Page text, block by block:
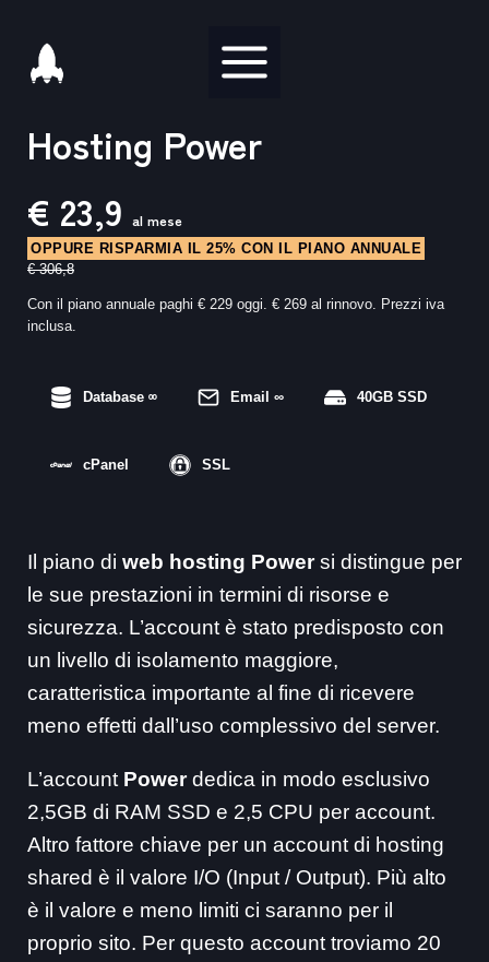
contenuto
Hosting Power
€ 23,9 al mese
OPPURE RISPARMIA IL 25% CON IL PIANO ANNUALE
€ 306,8
Con il piano annuale paghi € 229 oggi. € 269 al rinnovo. Prezzi iva
inclusa.
Database ∞ Email ∞ 40GB SSD
cPanel SSL
Il piano di web hosting Powersi distingue per
le sue prestazioni in termini di risorse e
sicurezza. L’account è stato predisposto con
un livello di isolamento maggiore,
caratteristica importante al fine di ricevere
meno effetti dall’uso complessivo del server.
L’account Powerdedica in modo esclusivo
2,5GB di RAM SSD e 2,5 CPU per account.
Altro fattore chiave per un account di hosting
shared è il valore I/O (Input / Output). Più alto
è il valore e meno limiti ci saranno per il
proprio sito. Per questo account troviamo 20